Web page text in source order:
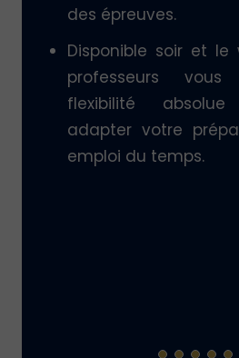
des épreuves.
Disponible soir et le
professeurs
flexibilité
adapter votre
emploi du temps.